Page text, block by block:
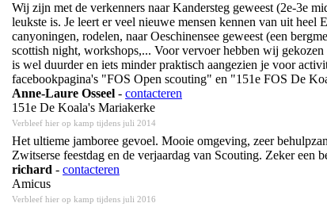
Wij zijn met de verkenners naar Kandersteg geweest (2e-3e
leukste is. Je leert er veel nieuwe mensen kennen van uit
canyoningen, rodelen, naar Oeschinensee geweest (een
scottish night, workshops,... Voor vervoer hebben wij
is wel duurder en iets minder praktisch aangezien je voor
facebookpagina's "FOS Open scouting" en "151e FOS De
Anne-Laure Osseel - contacteren
151e De Koala's Mariakerke
Verbleef hier op kamp tijdens juli 2014
Het ultieme jamboree gevoel. Mooie omgeving, zeer
Zwitserse feestdag en de verjaardag van Scouting. Zeker een
richard - contacteren
Amicus
Verbleef hier op kamp tijdens juli 2016